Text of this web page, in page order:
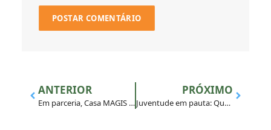
ANTERIOR
Em parceria, Casa MAGIS e CVX do Rio de Janeiro realizam Exercícios Espirituais para Jovens
PRÓXIMO
Juventude em pauta: Questionário online contribuirá com a preparação do próximo Sínodo dos Bispos